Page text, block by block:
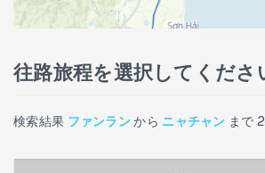
往路旅程を選択してくださ
検索結果 ファンラン から ニャチャン まで